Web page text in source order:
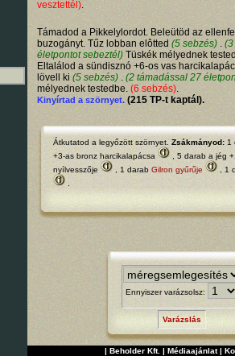
vesztettél).
Támadod a Pikkelylordot. Beleütöd az
buzogányt. Tűz lobban elôtted (5 sebzés) . (3
életpontot sebeztél)Tüskék mélyednek
Eltalálod a sündisznó +6-os vas
lövell ki (5 sebzés) . (2 támadással 27
mélyednek testedbe. (6 sebzés).
Kinyírtad a szörnyet. (215 TP-t kaptál).
Átkutatod a legyőzött szörnyet.Zsákmányod: 1
+3-as bronz harcikalapácsa
, 5 darab a jég
nyílvesszője
, 1 darab Gilron gyűrűje
, 1
.
Ennyiszer varázsolsz:
Varázslás
| Beholder Kft. | Médiaajánlat|